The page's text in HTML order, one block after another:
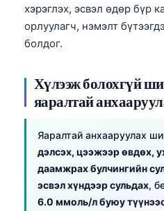
хэрэглэх, эсвэл өдөр бүр
орлуулагч, нэмэлт
болдог.
Хүлээж болохгүй
яаралтай
Яаралтай анхааруулах
дэлсэх, цээжээр өвдөх,
даамжрах булчингийн
эсвэл хүндээр сульдах,
6.0 ммоль/л буюу
Azərbaycan dili
Eesti
日本語
Čeština
ქართული
Русский
Polski
한국어